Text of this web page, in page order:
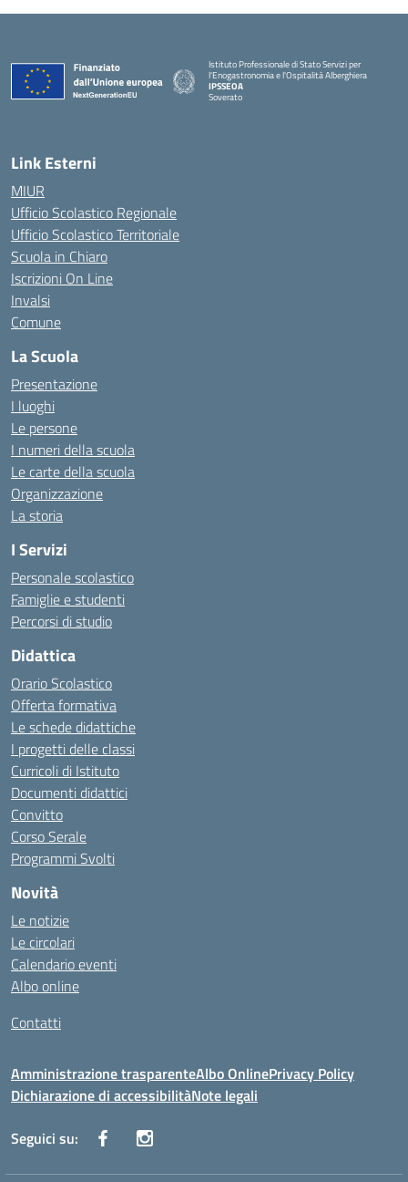
Istituto Professionale di Stato Servizi per
l'Enogastronomia e l'Ospitalità Alberghiera
IPSSEOA
Soverato
Link Esterni
MIUR
Ufficio Scolastico Regionale
Ufficio Scolastico Territoriale
Scuola in Chiaro
Iscrizioni On Line
Invalsi
Comune
La Scuola
Presentazione
I luoghi
Le persone
I numeri della scuola
Le carte della scuola
Organizzazione
La storia
I Servizi
Personale scolastico
Famiglie e studenti
Percorsi di studio
Didattica
Orario Scolastico
Offerta formativa
Le schede didattiche
I progetti delle classi
Curricoli di Istituto
Documenti didattici
Convitto
Corso Serale
Programmi Svolti
Novità
Le notizie
Le circolari
Calendario eventi
Albo online
Contatti
Amministrazione trasparenteAlbo OnlinePrivacy Policy
Dichiarazione di accessibilitàNote legali
Seguici su: